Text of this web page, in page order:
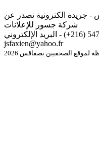
- جريدة الكترونية تصدر عن
شركة جسور للإعلانات
للإتصال أو نشر الردود الهاتف 54779966 (216+) - البريد الإلكتروني
jsfaxien@yahoo.fr
لموقع الصحفيين بصفاقس 2026